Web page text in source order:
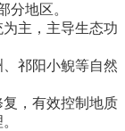
分地区。
主，主导生态功
祁阳小鲵等自然
，有效控制地质